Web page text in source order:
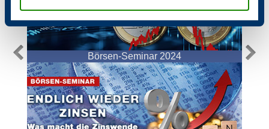
Börsen-Seminar 2024